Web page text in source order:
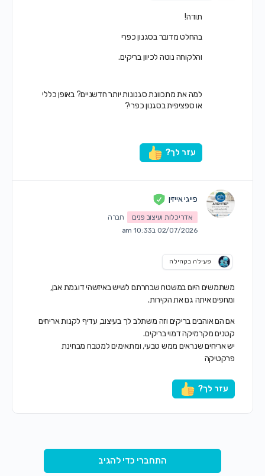
תודה!
בהחלט מדובר בסגנון כפרי
והלקוחה נוטה לכיוון בריקים.
למה את מתכוונת סגנונות יותר חדשניים? באופן כללי
או ספציפית בסגנון כפרי?
עזר לך?
פייגי אייזין
אדריכלות ועיצוב פנים
חברה
02/07/2026 ב10:33 am
פעילה בקהילה
משתמשים היום במשטח שבחרתם לשיש באיזשהי דוגמת אבן,
ומחפים איתה גם את הקירות.
אם הם אוהבים בריקים וזה משתלב לך בעיצוב, עדיף לקנות אריחים
קטנים מקרמיקה דמוי בריקים.
יש אריחים שנראים ממש טבעי, ומתאימים למטבח מבחינת
פרקטיקה
עזר לך?
התחברי כדי להגיב